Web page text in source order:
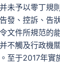
未予以零丁規
發、控訴、告
文件所規范的
不觸及行政
至于2017年實